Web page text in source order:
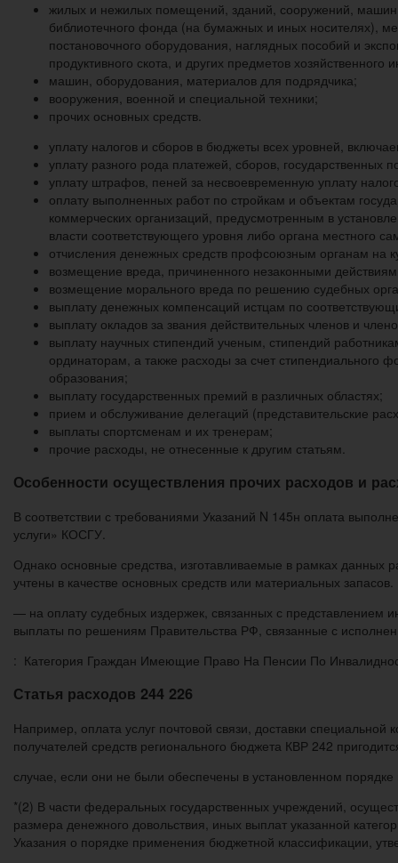
жилых и нежилых помещений, зданий, сооружений, машин
библиотечного фонда (на бумажных и иных носителях),
постановочного оборудования, наглядных пособий и
продуктивного скота, и других предметов хозяйственного
машин, оборудования, материалов для подрядчика;
вооружения, военной и специальной техники;
прочих основных средств.
уплату налогов и сборов в бюджеты всех уровней,
уплату разного рода платежей, сборов, государственных
уплату штрафов, пеней за несвоевременную уплату
оплату выполненных работ по стройкам и объектам
коммерческих организаций, предусмотренным в
власти соответствующего уровня либо органа местного
отчисления денежных средств профсоюзным органам на
возмещение вреда, причиненного незаконными
возмещение морального вреда по решению судебных
выплату денежных компенсаций истцам по
выплату окладов за звания действительных членов и
выплату научных стипендий ученым, стипендий
ординаторам, а также расходы за счет стипендиального
образования;
выплату государственных премий в различных областях;
прием и обслуживание делегаций (представительские
выплаты спортсменам и их тренерам;
прочие расходы, не отнесенные к другим статьям.
Особенности осуществления прочих расходов и
В соответствии с требованиями Указаний N 145н оплата
услуги» КОСГУ.
Однако основные средства, изготавливаемые в рамках
учтены в качестве основных средств или материальных запасов.
— на оплату судебных издержек, связанных с представлением
выплаты по решениям Правительства РФ, связанные с
: Категория Граждан Имеющие Право На Пенсии По
Статья расходов 244 226
Например, оплата услуг почтовой связи, доставки
получателей средств регионального бюджета КВР 242
случае, если они не были обеспечены в установленном
*(2) В части федеральных государственных учреждений,
размера денежного довольствия, иных выплат указанной
Указания о порядке применения бюджетной классификации,